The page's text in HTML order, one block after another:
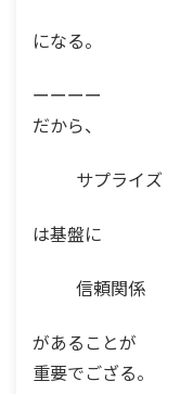
になる。
ーーーー
だから、
サプライズ
は基盤に
信頼関係
があることが
重要でござる。